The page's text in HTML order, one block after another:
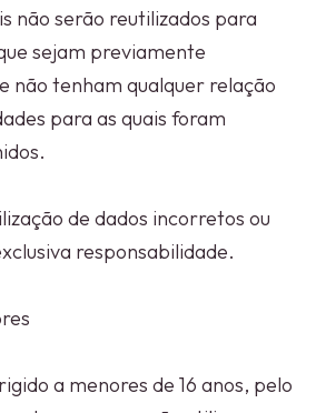
não serão reutilizados para
sejam previamente
não tenham qualquer relação
para as quais foram
de dados incorretos ou
responsabilidade.
a menores de 16 anos, pelo